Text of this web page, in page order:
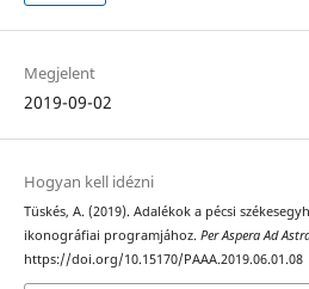
Megjelent
2019-09-02
Hogyan kell idézni
Tüskés, A. (2019). Adalékok a pécsi
ikonográfiai programjához. Per Aspera Ad
https://doi.org/10.15170/PAAA.2019.06.01.08